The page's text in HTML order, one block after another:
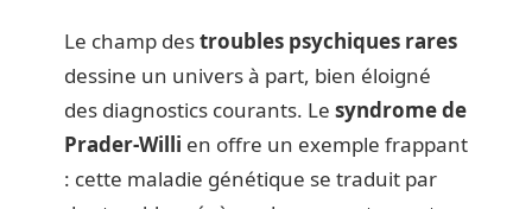
Le champ destroubles psychiques rares
dessine un univers à part, bien éloigné
des diagnostics courants. Le syndrome de
Prader-Willi en offre un exemple frappant
: cette maladie génétique se traduit par